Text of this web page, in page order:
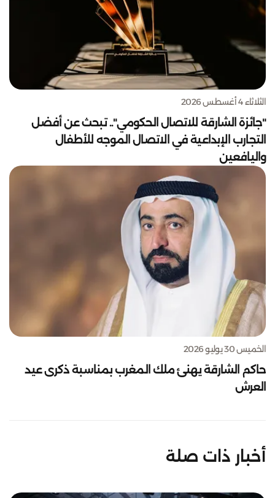
الثلاثاء 4 أغسطس 2026
"جائزة الشارقة للاتصال الحكومي".. تبحث عن أفضل
التجارب الإبداعية في الاتصال الموجه للأطفال
واليافعين
الخميس 30 يوليو 2026
حاكم الشارقة يهنئ ملك المغرب بمناسبة ذكرى عيد
العرش
أخبار ذات صلة